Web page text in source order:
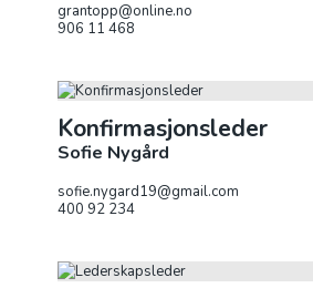
grantopp@online.no
906 11 468
Konfirmasjonsleder
Sofie Nygård
sofie.nygard19@gmail.com
400 92 234‬